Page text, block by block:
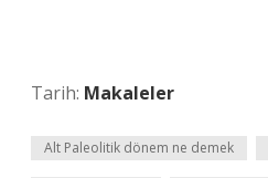
Tarih: Makaleler
Alt Paleolitik dönem ne demek